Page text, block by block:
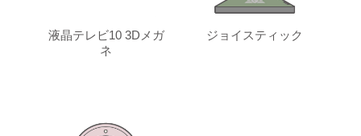
液晶テレビ10 3Dメガ
ネ
ジョイスティック